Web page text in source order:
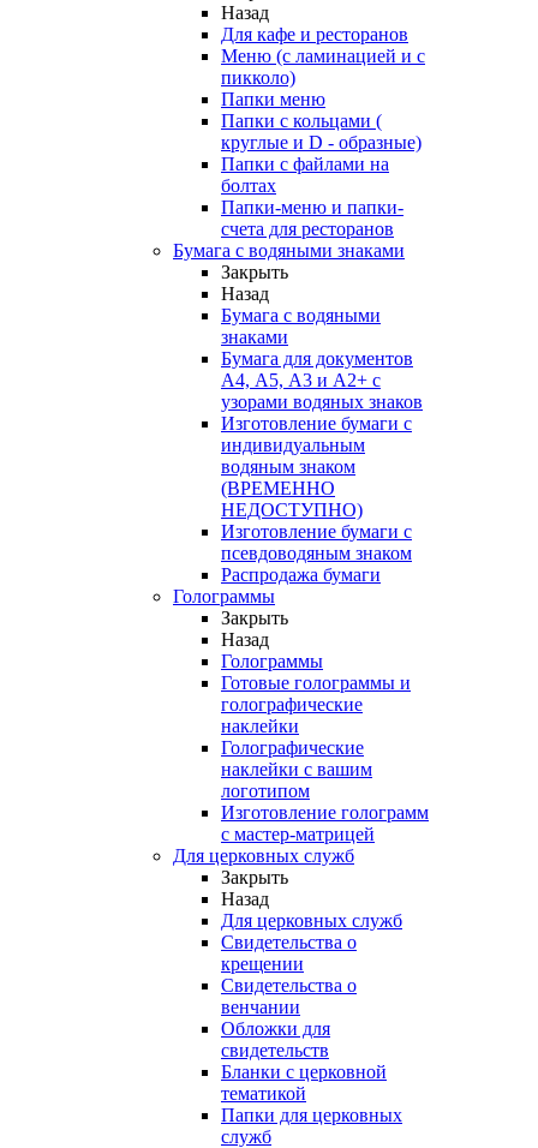
Назад
Для кафе и ресторанов
Меню (с ламинацией и с
пикколо)
Папки меню
Папки с кольцами (
круглые и D - образные)
Папки с файлами на
болтах
Папки-меню и папки-
счета для ресторанов
Бумага с водяными знаками
Закрыть
Назад
Бумага с водяными
знаками
Бумага для документов
А4, А5, А3 и А2+ с
узорами водяных знаков
Изготовление бумаги с
индивидуальным
водяным знаком
(ВРЕМЕННО
НЕДОСТУПНО)
Изготовление бумаги с
псевдоводяным знаком
Распродажа бумаги
Голограммы
Закрыть
Назад
Голограммы
Готовые голограммы и
голографические
наклейки
Голографические
наклейки с вашим
логотипом
Изготовление голограмм
с мастер-матрицей
Для церковных служб
Закрыть
Назад
Для церковных служб
Свидетельства о
крещении
Свидетельства о
венчании
Обложки для
свидетельств
Бланки с церковной
тематикой
Папки для церковных
служб